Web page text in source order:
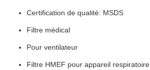
Certification de qualité: MSDS
Filtre médical
Pour ventilateur
Filtre HMEF pour appareil respiratoire